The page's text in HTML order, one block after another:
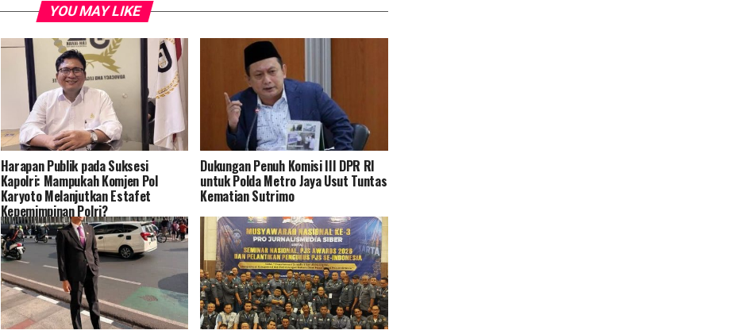
YOU MAY LIKE
Harapan Publik pada Suksesi
Kapolri: Mampukah Komjen Pol
Karyoto Melanjutkan Estafet
Kepemimpinan Polri?
Dukungan Penuh Komisi III DPR RI
untuk Polda Metro Jaya Usut Tuntas
Kematian Sutrimo